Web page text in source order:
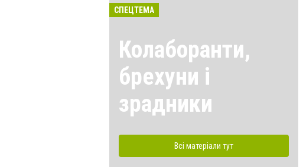
СПЕЦТЕМА
Колаборанти,
брехуни і
зрадники
Всі матеріали тут